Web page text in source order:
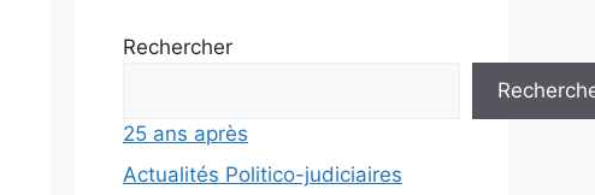
Rechercher
25 ans après
Actualités Politico-judiciaires